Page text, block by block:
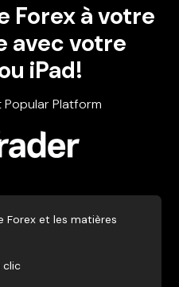
Forex à votre
avec votre
iPad!
Platform
Forex et les matières
clic